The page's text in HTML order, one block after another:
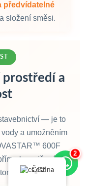
předvídatelné
složení směsi.
a
— je to
a umožněním
600F
ke snižování
2
Čeština